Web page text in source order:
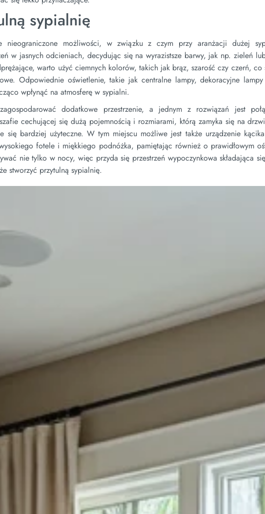
sypialnię
nieograniczone możliwości, w związku z czym przy aranżacji dużej
w jasnych odcieniach, decydując się na wyrazistsze barwy, jak np. zieleń
warto użyć ciemnych kolorów, takich jak brąz, szarość czy czerń,
Odpowiednie oświetlenie, takie jak centralne lampy, dekoracyjne lampy
wpłynąć na atmosferę w sypialni.
dodatkowe przestrzenie, a jednym z rozwiązań jest
cechującej się dużą pojemnością i rozmiarami, którą zamyka się na
się bardziej użyteczne. W tym miejscu możliwe jest także urządzenie
fotele i miękkiego podnóżka, pamiętając również o prawidłowym
nie tylko w nocy, więc przyda się przestrzeń wypoczynkowa składająca
stworzyć przytulną sypialnię.